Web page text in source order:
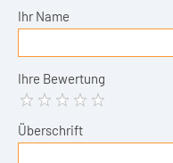
Ihr Name
Ihre Bewertung
Überschrift